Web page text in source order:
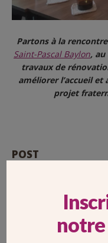
Partons à la
Saint-Pascal Baylon,
travaux de
améliorer l’accueil
projet
POST
NICOLAS À